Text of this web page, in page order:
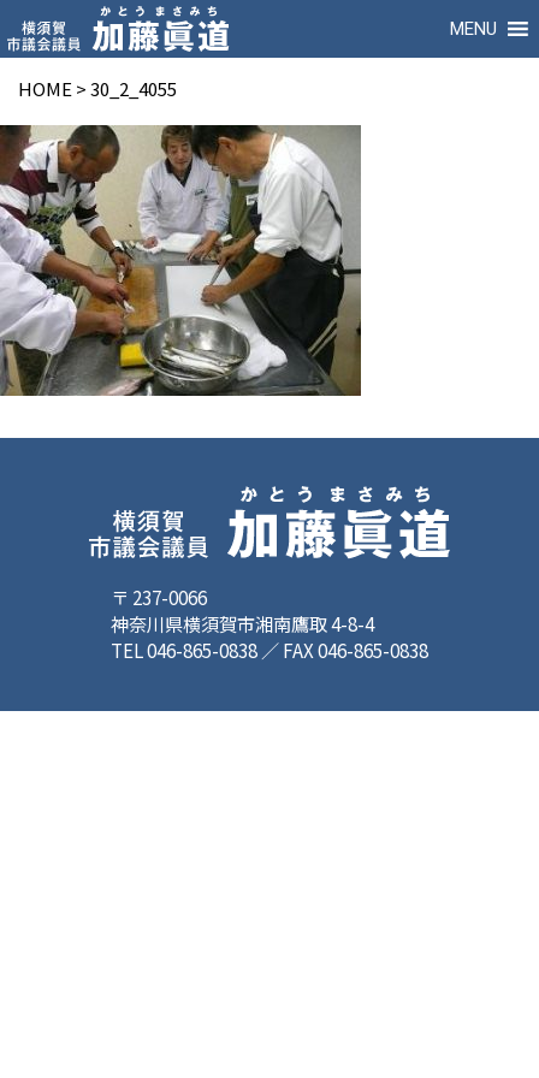
MENU
HOME >30_2_4055
〒 237-0066
神奈川県横須賀市湘南鷹取 4-8-4
TEL 046-865-0838 ／ FAX 046-865-0838